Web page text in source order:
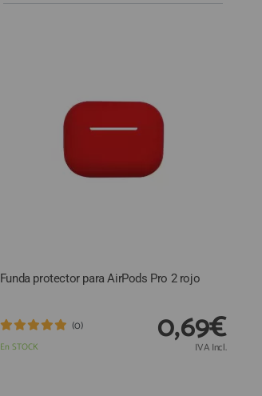
Funda protector para AirPods Pro 2 rojo
En STOCK
(0) 0,69€
IVA Incl.